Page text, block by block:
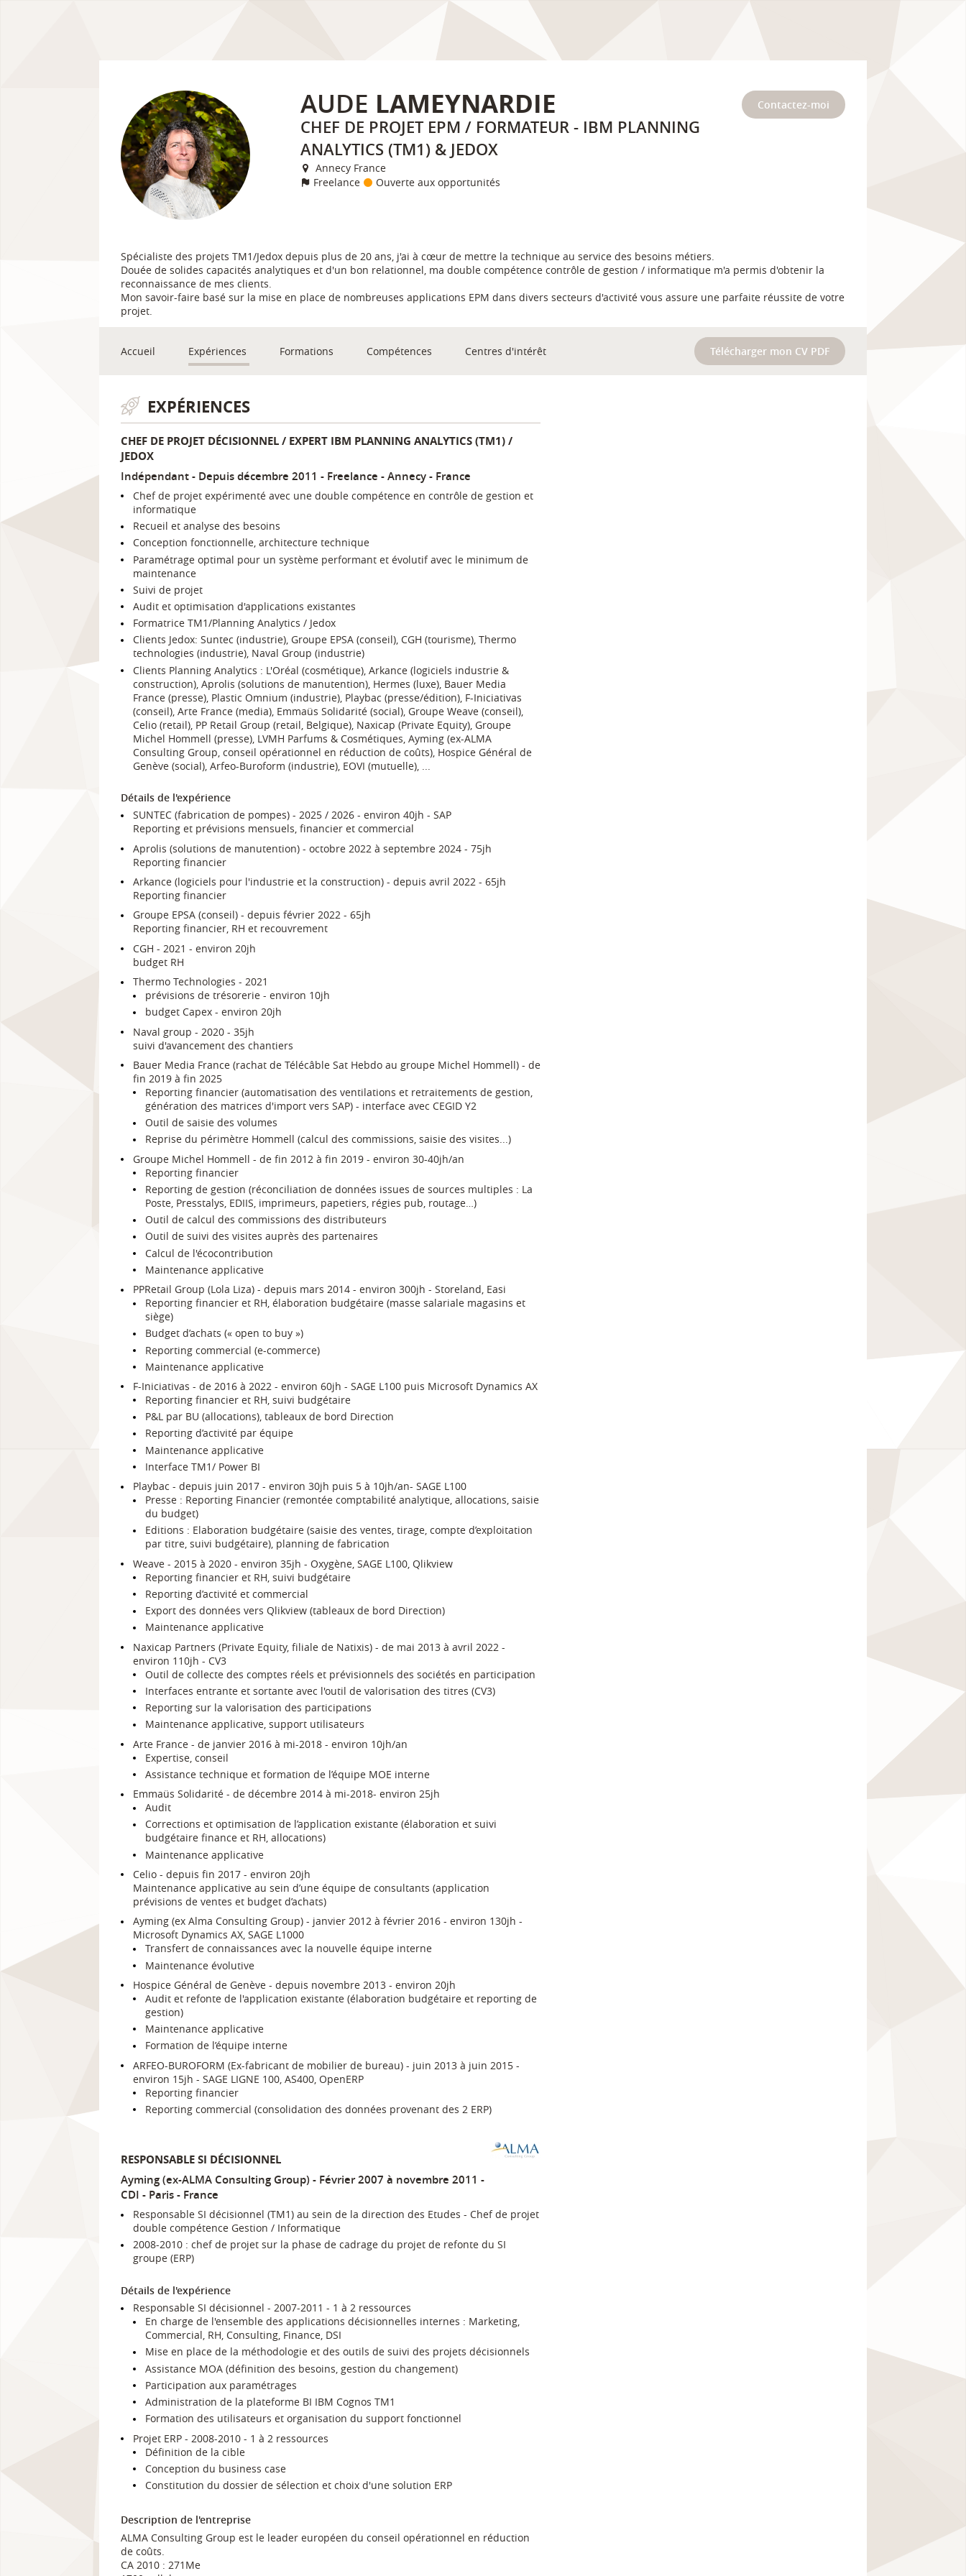
AUDE LAMEYNARDIE
CHEF DE PROJET EPM / FORMATEUR - IBM PLANNING
ANALYTICS (TM1) & JEDOX
Annecy France
Freelance
Ouverte aux opportunités
Contactez-moi
Spécialiste des projets TM1/Jedox depuis plus de 20 ans, j'ai à cœur de mettre la technique au service des besoins métiers.
Douée de solides capacités analytiques et d'un bon relationnel, ma double compétence contrôle de gestion / informatique m'a permis d'obtenir la
reconnaissance de mes clients.
Mon savoir-faire basé sur la mise en place de nombreuses applications EPM dans divers secteurs d'activité vous assure une parfaite réussite de votre
projet.
Accueil Expériences Formations Compétences Centres d'intérêt Télécharger mon CV PDF
EXPÉRIENCES
CHEF DE PROJET DÉCISIONNEL / EXPERT IBM PLANNING ANALYTICS (TM1) /
JEDOX
Indépendant
Depuis décembre 2011 Freelance Annecy France
Chef de projet expérimenté avec une double compétence en contrôle de gestion et
informatique
Recueil et analyse des besoins
Conception fonctionnelle, architecture technique
Paramétrage optimal pour un système performant et évolutif avec le minimum de
maintenance
Suivi de projet
Audit et optimisation d'applications existantes
Formatrice TM1/Planning Analytics / Jedox
Clients Jedox: Suntec (industrie), Groupe EPSA (conseil), CGH (tourisme), Thermo
technologies (industrie), Naval Group (industrie)
Clients Planning Analytics : L'Oréal (cosmétique), Arkance (logiciels industrie &
construction), Aprolis (solutions de manutention), Hermes (luxe), Bauer Media
France (presse), Plastic Omnium (industrie), Playbac (presse/édition), F-Iniciativas
(conseil), Arte France (media), Emmaüs Solidarité (social), Groupe Weave (conseil),
Celio (retail), PP Retail Group (retail, Belgique), Naxicap (Private Equity), Groupe
Michel Hommell (presse), LVMH Parfums & Cosmétiques, Ayming (ex-ALMA
Consulting Group, conseil opérationnel en réduction de coûts), Hospice Général de
Genève (social), Arfeo-Buroform (industrie), EOVI (mutuelle), ...
Détails de l'expérience
SUNTEC (fabrication de pompes) - 2025 / 2026 - environ 40jh - SAP
Reporting et prévisions mensuels, financier et commercial
Aprolis (solutions de manutention) - octobre 2022 à septembre 2024 - 75jh
Reporting financier
Arkance (logiciels pour l'industrie et la construction) - depuis avril 2022 - 65jh
Reporting financier
Groupe EPSA (conseil) - depuis février 2022 - 65jh
Reporting financier, RH et recouvrement
CGH - 2021 - environ 20jh
budget RH
Thermo Technologies - 2021
prévisions de trésorerie - environ 10jh
budget Capex - environ 20jh
Naval group - 2020 - 35jh
suivi d'avancement des chantiers
Bauer Media France (rachat de Télécâble Sat Hebdo au groupe Michel Hommell) - de
fin 2019 à fin 2025
Reporting financier (automatisation des ventilations et retraitements de gestion,
génération des matrices d'import vers SAP) - interface avec CEGID Y2
Outil de saisie des volumes
Reprise du périmètre Hommell (calcul des commissions, saisie des visites...)
Groupe Michel Hommell - de fin 2012 à fin 2019 - environ 30-40jh/an
Reporting financier
Reporting de gestion (réconciliation de données issues de sources multiples : La
Poste, Presstalys, EDIIS, imprimeurs, papetiers, régies pub, routage…)
Outil de calcul des commissions des distributeurs
Outil de suivi des visites auprès des partenaires
Calcul de l'écocontribution
Maintenance applicative
PPRetail Group (Lola Liza) - depuis mars 2014 - environ 300jh - Storeland, Easi
Reporting financier et RH, élaboration budgétaire (masse salariale magasins et
siège)
Budget d’achats (« open to buy »)
Reporting commercial (e-commerce)
Maintenance applicative
F-Iniciativas - de 2016 à 2022 - environ 60jh - SAGE L100 puis Microsoft Dynamics AX
Reporting financier et RH, suivi budgétaire
P&L par BU (allocations), tableaux de bord Direction
Reporting d’activité par équipe
Maintenance applicative
Interface TM1/ Power BI
Playbac - depuis juin 2017 - environ 30jh puis 5 à 10jh/an- SAGE L100
Presse : Reporting Financier (remontée comptabilité analytique, allocations, saisie
du budget)
Editions : Elaboration budgétaire (saisie des ventes, tirage, compte d’exploitation
par titre, suivi budgétaire), planning de fabrication
Weave - 2015 à 2020 - environ 35jh - Oxygène, SAGE L100, Qlikview
Reporting financier et RH, suivi budgétaire
Reporting d’activité et commercial
Export des données vers Qlikview (tableaux de bord Direction)
Maintenance applicative
Naxicap Partners (Private Equity, filiale de Natixis) - de mai 2013 à avril 2022 -
environ 110jh - CV3
Outil de collecte des comptes réels et prévisionnels des sociétés en participation
Interfaces entrante et sortante avec l'outil de valorisation des titres (CV3)
Reporting sur la valorisation des participations
Maintenance applicative, support utilisateurs
Arte France - de janvier 2016 à mi-2018 - environ 10jh/an
Expertise, conseil
Assistance technique et formation de l’équipe MOE interne
Emmaüs Solidarité - de décembre 2014 à mi-2018- environ 25jh
Audit
Corrections et optimisation de l’application existante (élaboration et suivi
budgétaire finance et RH, allocations)
Maintenance applicative
Celio - depuis fin 2017 - environ 20jh
Maintenance applicative au sein d’une équipe de consultants (application
prévisions de ventes et budget d’achats)
Ayming (ex Alma Consulting Group) - janvier 2012 à février 2016 - environ 130jh -
Microsoft Dynamics AX, SAGE L1000
Transfert de connaissances avec la nouvelle équipe interne
Maintenance évolutive
Hospice Général de Genève - depuis novembre 2013 - environ 20jh
Audit et refonte de l'application existante (élaboration budgétaire et reporting de
gestion)
Maintenance applicative
Formation de l’équipe interne
ARFEO-BUROFORM (Ex-fabricant de mobilier de bureau) - juin 2013 à juin 2015 -
environ 15jh - SAGE LIGNE 100, AS400, OpenERP
Reporting financier
Reporting commercial (consolidation des données provenant des 2 ERP)
RESPONSABLE SI DÉCISIONNEL
Ayming (ex-ALMA Consulting Group)
Février 2007 à novembre 2011
CDI
Paris France
Responsable SI décisionnel (TM1) au sein de la direction des Etudes - Chef de projet
double compétence Gestion / Informatique
2008-2010 : chef de projet sur la phase de cadrage du projet de refonte du SI
groupe (ERP)
Détails de l'expérience
Responsable SI décisionnel - 2007-2011 - 1 à 2 ressources
En charge de l'ensemble des applications décisionnelles internes : Marketing,
Commercial, RH, Consulting, Finance, DSI
Mise en place de la méthodologie et des outils de suivi des projets décisionnels
Assistance MOA (définition des besoins, gestion du changement)
Participation aux paramétrages
Administration de la plateforme BI IBM Cognos TM1
Formation des utilisateurs et organisation du support fonctionnel
Projet ERP - 2008-2010 - 1 à 2 ressources
Définition de la cible
Conception du business case
Constitution du dossier de sélection et choix d'une solution ERP
Description de l'entreprise
ALMA Consulting Group est le leader européen du conseil opérationnel en réduction
de coûts.
CA 2010 : 271Me